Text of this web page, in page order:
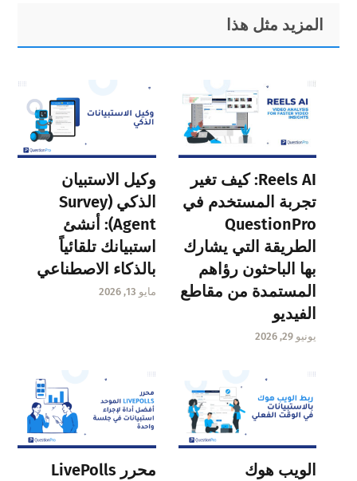
Primary
Sidebar
Footer
المزيد مثل هذا
Reels AI: كيف تغير
تجربة المستخدم في
QuestionPro
الطريقة التي يشارك
بها الباحثون رؤاهم
المستمدة من مقاطع
الفيديو
يونيو 29, 2026
وكيل الاستبيان
الذكي (Survey
Agent): أنشئ
استبيانك تلقائياً
بالذكاء الاصطناعي
مايو 13, 2026
الويب هوك
محرر LivePolls